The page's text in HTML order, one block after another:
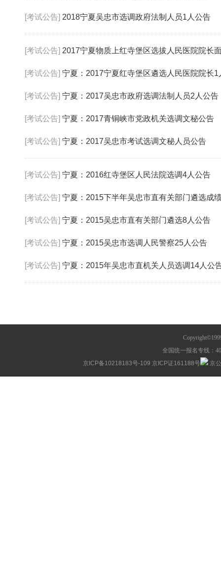
[考试公告] 2018宁夏吴忠市选调政府法制人员1人公告
[考试公告] 2017宁夏物质上红寺堡区选拔人民医院院长
[考试公告] 宁夏：2017宁夏红寺堡区遴选人民医院院长1
[考试公告] 宁夏：2017吴忠市政府选调法制人员2人公告
[考试公告] 宁夏：2017青铜峡市党政机关选调文秘公告
[考试公告] 宁夏：2017吴忠市考试选调文秘人员公告
[考试公告] 宁夏：2016红寺堡区人民法院选调4人公告
[考试公告] 宁夏：2015下半年吴忠市直有关部门遴选成
[考试公告] 宁夏：2015吴忠市直有关部门遴选8人公告
[考试公告] 宁夏：2015吴忠市选调人民警察25人公告
[考试公告] 宁夏：2015年吴忠市直机关人员选调14人公
全国统一报名专线：
京ICP备10218183号-109 京ICP证161188号 京